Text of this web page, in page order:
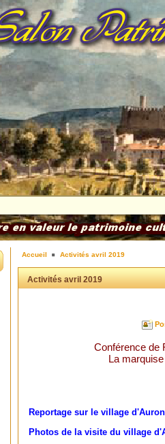
Accueil Activités avril 2019
Activités avril 2019
Conférence de
La
Reportage sur le village
Photos de la visite du village